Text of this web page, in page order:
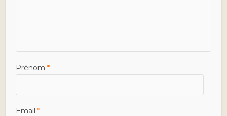
Prénom*
Email*